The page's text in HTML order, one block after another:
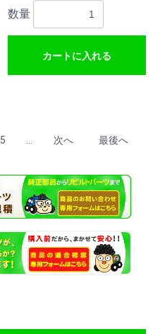
数量
カートに入れる
5 ... 次へ 最後へ